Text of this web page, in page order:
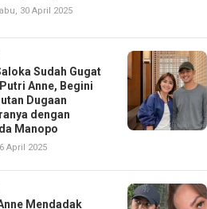
30 April 2025
Sudah Gugat
Anne, Begini
Dugaan
dengan
Manopo
April 2025
Mendadak